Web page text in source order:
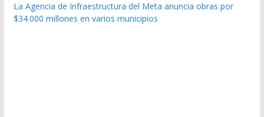
La Agencia de Infraestructura del Meta anuncia obras por
$34.000 millones en varios municipios